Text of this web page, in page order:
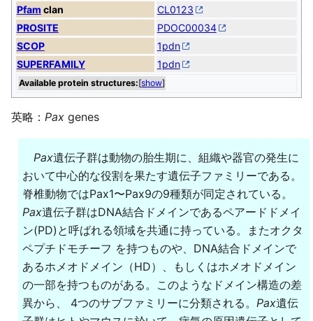
Pfam clan
CL0123
PROSITE
PDOC00034
SCOP
1pdn
SUPERFAMILY
1pdn
[show]
Available protein structures:
英略： Pax genes
Pax遺伝子群は動物の胎生期に、組織や器官の発生に
おいて中心的な役割を果たす遺伝子ファミリーである。
脊椎動物ではPax1〜Pax9の9種類が同定されている。
Pax遺伝子群はDNA結合ドメインであるペアードドメイ
ン(PD)と呼ばれる領域を共通に持っている。またオクタ
ペプチドモチーフ を持つものや、DNA結合ドメインで
あるホメオドメイン（HD）、もしくはホメオドメイン
の一部を持つものがある。このようなドメイン構造の差
異から、 4つのサブファミリーに分類される。 Pax遺伝